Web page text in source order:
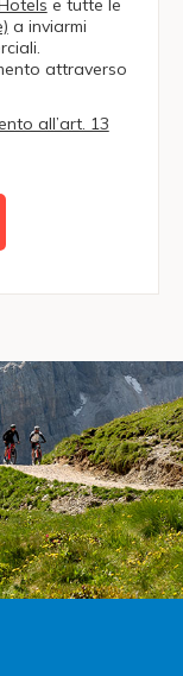
e tutte le
a inviarmi
attraverso
all’art. 13